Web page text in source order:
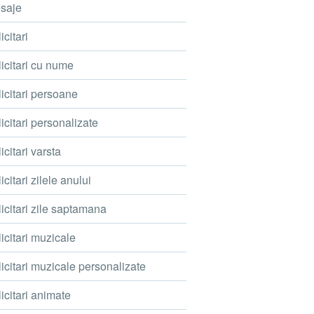
cu nume
persoane
personalizate
varsta
zilele anului
zile saptamana
muzicale
muzicale personalizate
animate